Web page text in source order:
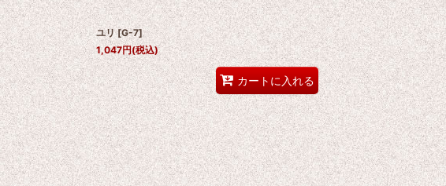
ユリ [G-7]
1,047円(税込)
カートに入れる